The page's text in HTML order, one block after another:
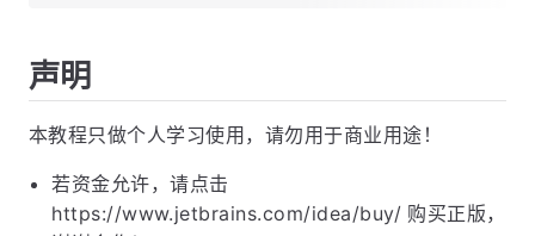
声明
本教程只做个人学习使用，请勿用于商业用途！